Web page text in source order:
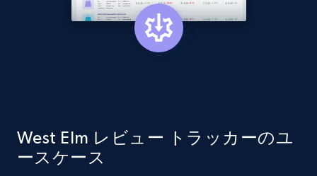
Etsy - Collect data on products using
1.9K+
West Elm レビュー トラッカーのユ
ースケース